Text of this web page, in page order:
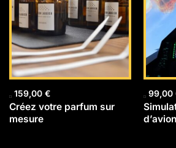
159,00 €
Créez votre parfum sur
mesure
99,00